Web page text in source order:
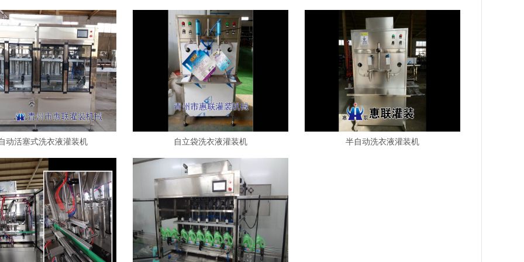
动活塞式洗衣液灌装机 自立袋洗衣液灌装机 半自动洗衣液灌装机